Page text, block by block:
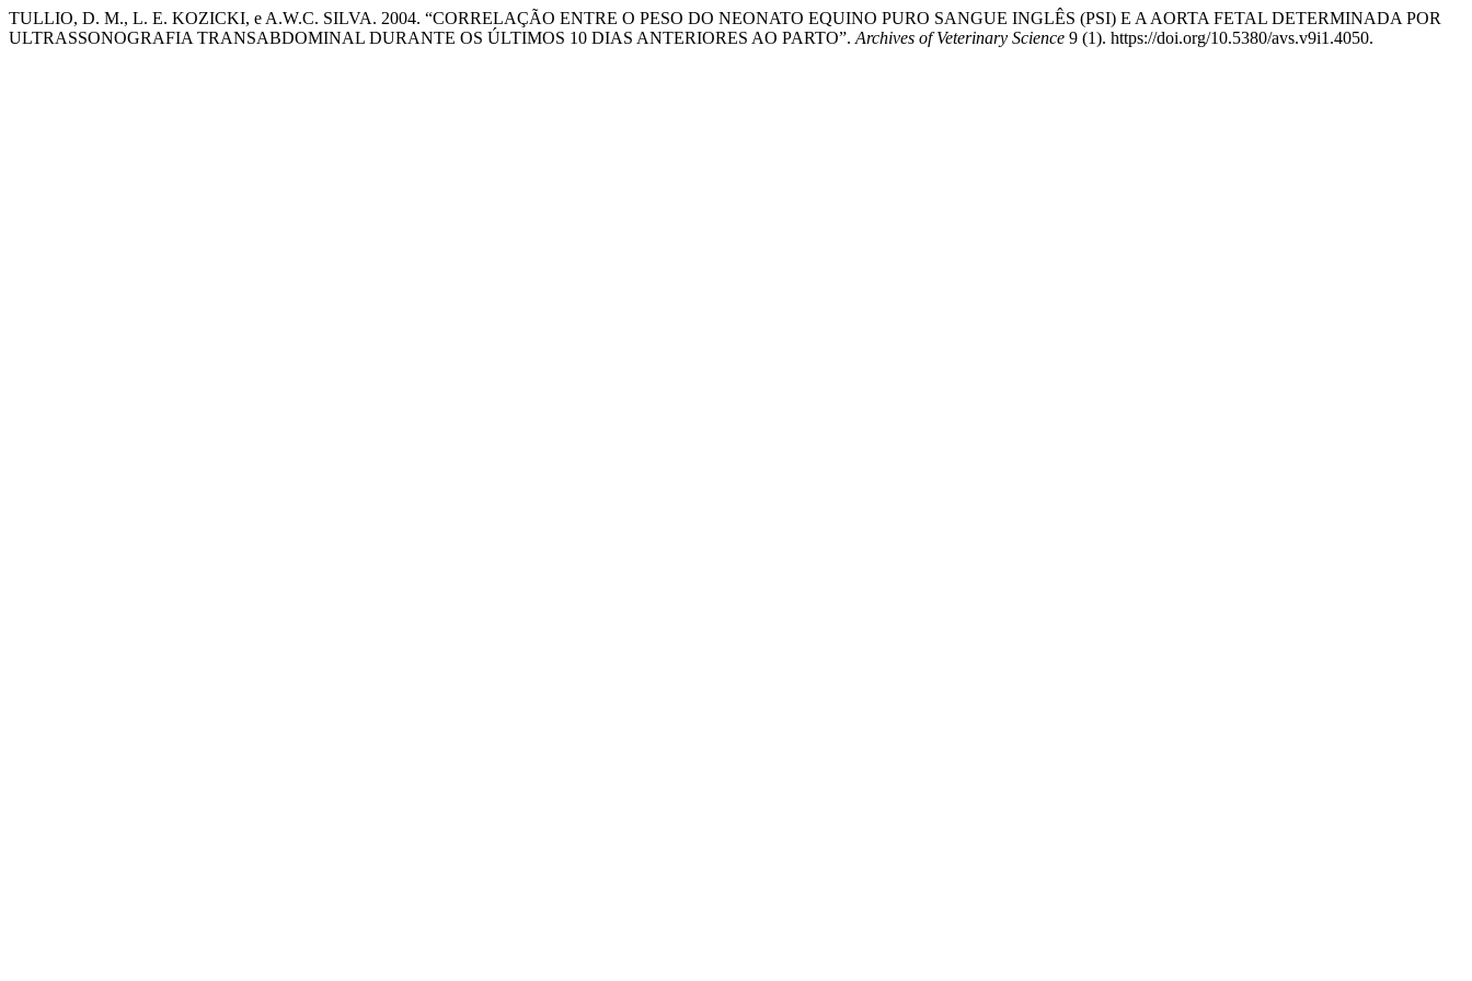
TULLIO, D. M., L. E. KOZICKI, e A.W.C. SILVA. 2004. “CORRELAÇÃO ENTRE O PESO DO NEONATO EQUINO PURO SANGUE INGLÊS (PSI) E A AORTA FETAL DETERMINADA POR
ULTRASSONOGRAFIA TRANSABDOMINAL DURANTE OS ÚLTIMOS 10 DIAS ANTERIORES AO PARTO”. Archives of Veterinary Science 9 (1). https://doi.org/10.5380/avs.v9i1.4050.